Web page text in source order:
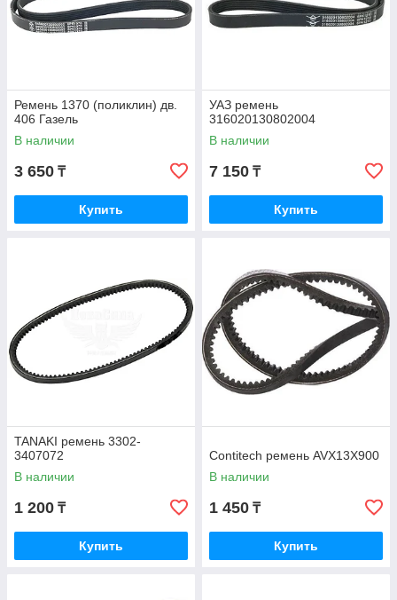
Ремень 1370 (поликлин) дв.
406 Газель
В наличии
3 650 ₸
Купить
УАЗ ремень
316020130802004
В наличии
7 150 ₸
Купить
TANAKI ремень 3302-
3407072
В наличии
1 200 ₸
Купить
Contitech ремень AVX13X900
В наличии
1 450 ₸
Купить